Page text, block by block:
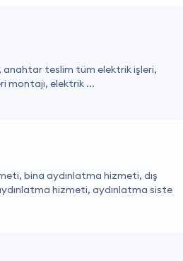
anahtar teslim tüm elektrik işleri,
montajı, elektrik ...
bina aydınlatma hizmeti, dış
hizmeti, aydınlatma siste